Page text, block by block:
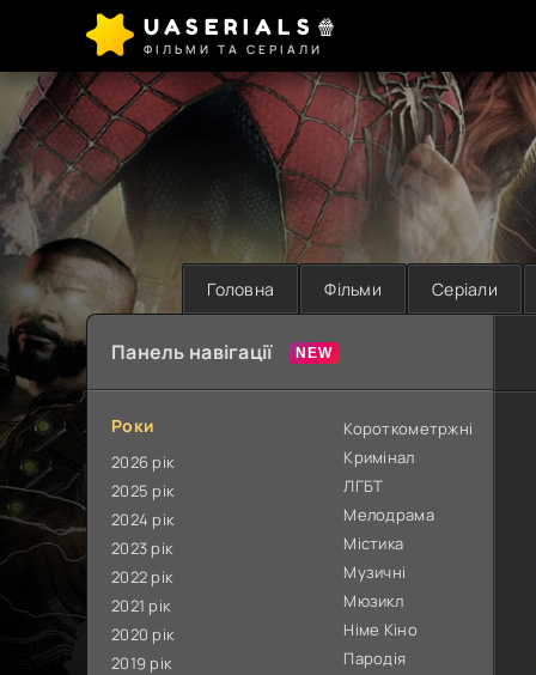
UASERIALS🍿
ФІЛЬМИ ТА СЕРІАЛИ
Головна Фільми Серіали
Панель навігації
Роки
2026 рік
2025 рік
2024 рік
2023 рік
2022 рік
2021 рік
2020 рік
2019 рік
Короткометржні
Кримінал
ЛГБТ
Мелодрама
Містика
Музичні
Мюзикл
Німе Кіно
Пародія